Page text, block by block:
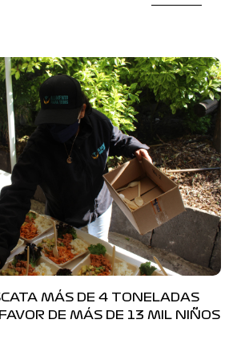
MÁS DE 4 TONELADAS
DE MÁS DE 13 MIL NIÑOS